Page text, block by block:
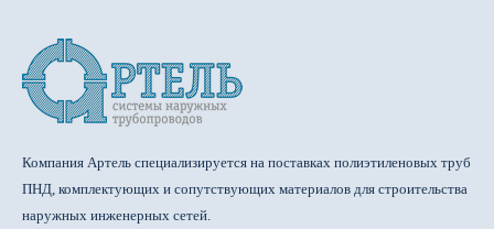
Компания Артель специализируется на поставках полиэтиленовых труб
ПНД, комплектующих и сопутствующих материалов для строительства
наружных инженерных сетей.